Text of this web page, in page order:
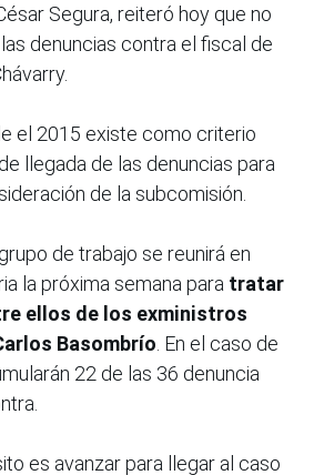
Segura, reiteró hoy que no
denuncias contra el fiscal de
el 2015 existe como criterio
llegada de las denuncias para
de la subcomisión.
de trabajo se reunirá en
la próxima semana para tratar
ellos de los exministros
Basombrío . En el caso de
22 de las 36 denuncia
es avanzar para llegar al caso